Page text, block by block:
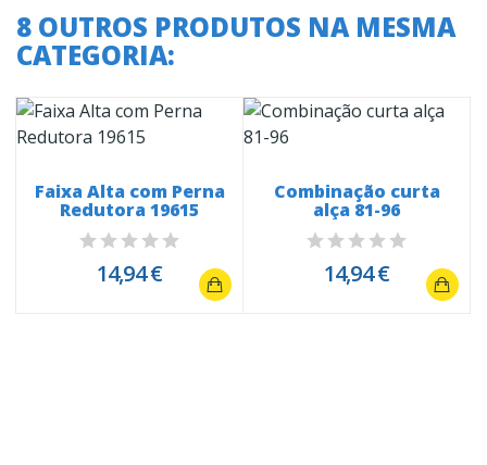
8 OUTROS PRODUTOS NA MESMA
CATEGORIA:
Faixa Alta com Perna
Redutora 19615
14,94 €
Combinação curta
alça 81-96
14,94 €